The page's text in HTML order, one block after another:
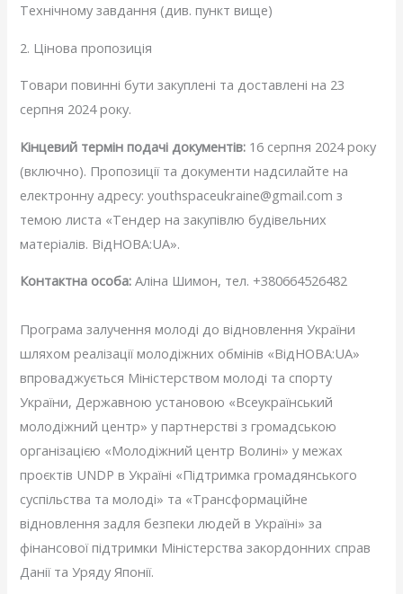
Технічному завдання (див. пункт вище)
2. Цінова пропозиція
Товари повинні бути закуплені та доставлені на 23
серпня 2024 року.
Кінцевий термін подачі документів: 16 серпня 2024 року
(включно). Пропозиції та документи надсилайте на
електронну адресу: youthspaceukraine@gmail.com з
темою листа «Тендер на закупівлю будівельних
матеріалів. ВідНОВА:UA».
Контактна особа: Аліна Шимон, тел. +380664526482
Програма залучення молоді до відновлення України
шляхом реалізації молодіжних обмінів «ВідНОВА:UA»
впроваджується Міністерством молоді та спорту
України, Державною установою «Всеукраїнський
молодіжний центр» у партнерстві з громадською
організацією «Молодіжний центр Волині» у межах
проєктів UNDP в Україні «Підтримка громадянського
суспільства та молоді» та «Трансформаційне
відновлення задля безпеки людей в Україні» за
фінансової підтримки Міністерства закордонних справ
Данії та Уряду Японії.